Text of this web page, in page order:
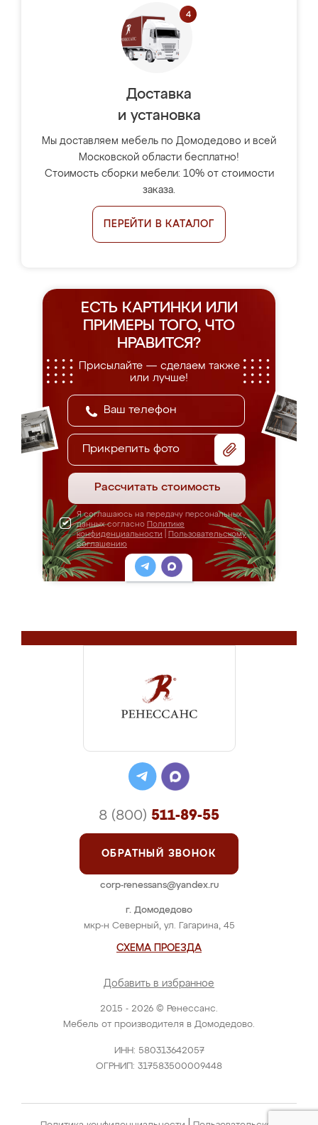
Доставка
и установка
Мы доставляем мебель по Домодедово и всей
Московской области бесплатно!
Стоимость сборки мебели: 10% от стоимости
заказа.
ПЕРЕЙТИ В КАТАЛОГ
ЕСТЬ КАРТИНКИ ИЛИ
ПРИМЕРЫ
ТОГО, ЧТО
НРАВИТСЯ?
Присылайте — сделаем также
или лучше!
Прикрепить фото
Рассчитать стоимость
Я соглашаюсь на передачу персональных
данных согласно Политике
конфиденциальности
Пользовательскому
соглашению
2015 - 2026 © Ренессанс.
Мебель от производителя в Домодедово.
ИНН: 580313642057
ОГРНИП: 317583500009448
г. Домодедово
мкр-н Северный, ул. Гагарина, 45
СХЕМА ПРОЕЗДА
Добавить в избранное
8 (800) 511-89-55
ОБРАТНЫЙ ЗВОНОК
corp-renessans@yandex.ru